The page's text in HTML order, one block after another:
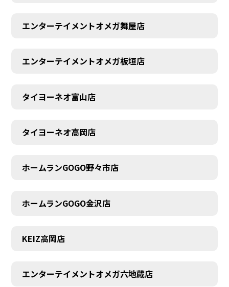
エンターテイメントオメガ舞屋店
エンターテイメントオメガ板垣店
タイヨーネオ富山店
タイヨーネオ高岡店
ホームランGOGO野々市店
ホームランGOGO金沢店
KEIZ高岡店
エンターテイメントオメガ六地蔵店